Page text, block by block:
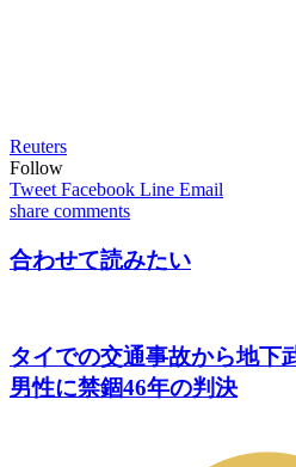
Reuters
Follow
Tweet Facebook Line Email
share comments
合わせて読みたい
タイでの交通事故から地
男性に禁錮46年の判決